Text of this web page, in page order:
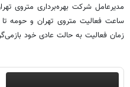
مدیرعامل شرکت بهره‌برداری متروی
ساعت فعالیت متروی تهران و حومه
زمان فعالیت به حالت عادی خود